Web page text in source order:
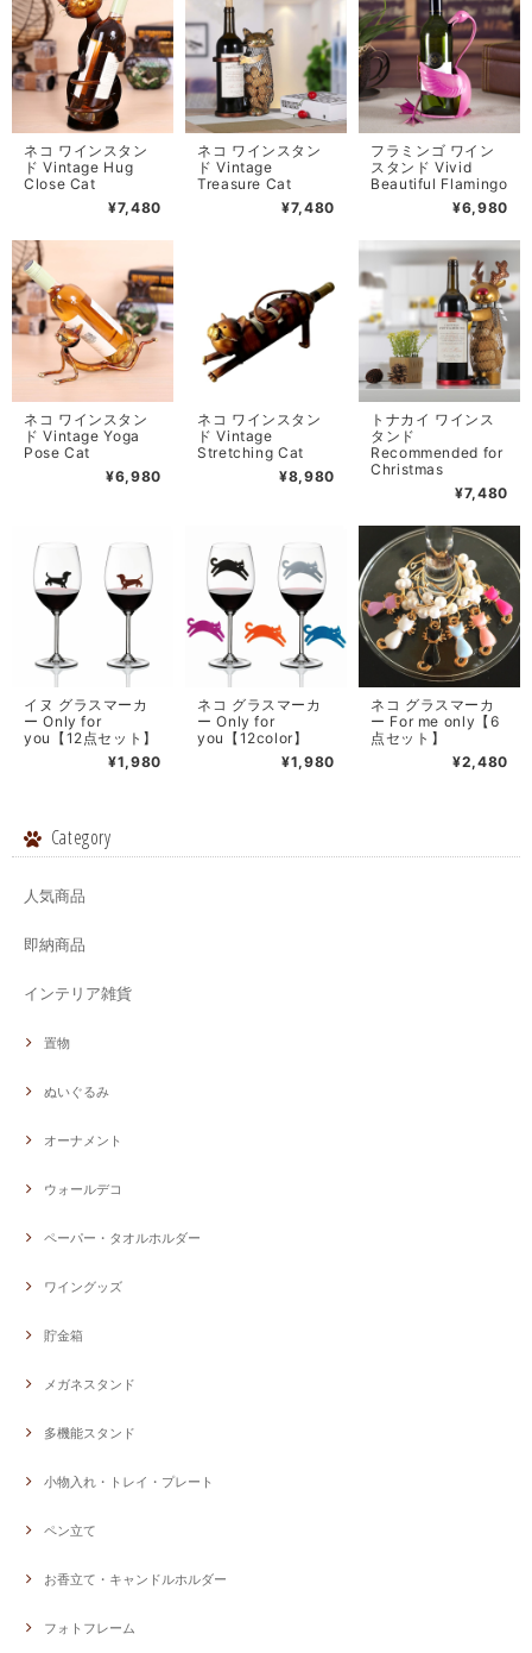
ネコ ワインスタン
ド Vintage Hug
Close Cat
¥7,480
ネコ ワインスタン
ド Vintage
Treasure Cat
¥7,480
フラミンゴ ワイン
スタンド Vivid
Beautiful Flamingo
¥6,980
ネコ ワインスタン
ド Vintage Yoga
Pose Cat
¥6,980
ネコ ワインスタン
ド Vintage
Stretching Cat
¥8,980
トナカイ ワインス
タンド
Recommended for
Christmas
¥7,480
イヌ グラスマーカ
ー Only for
you【12点セット】
¥1,980
ネコ グラスマーカ
ー Only for
you【12color】
¥1,980
ネコ グラスマーカ
ー For me only【6
点セット】
¥2,480
Category
人気商品
即納商品
インテリア雑貨
置物
ぬいぐるみ
オーナメント
ウォールデコ
ペーパー・タオルホルダー
ワイングッズ
貯金箱
メガネスタンド
多機能スタンド
小物入れ・トレイ・プレート
ペン立て
お香立て・キャンドルホルダー
フォトフレーム